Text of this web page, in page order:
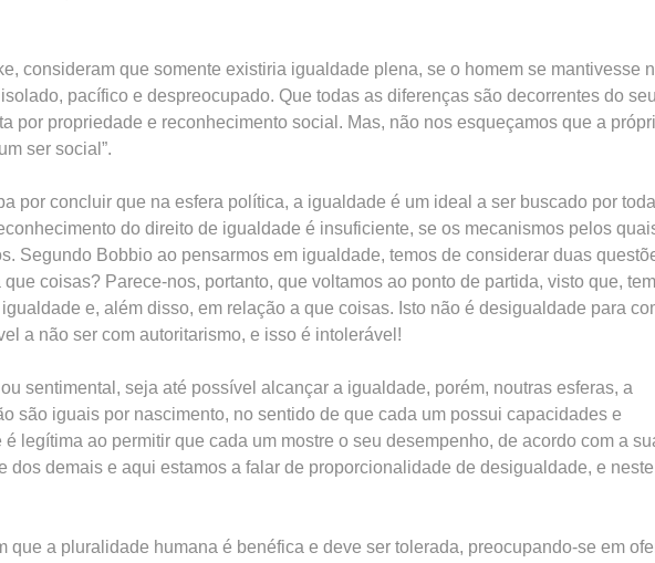
consideram que somente existiria igualdade plena, se o homem se mantivesse
pacífico e despreocupado. Que todas as diferenças são decorrentes do seu
por propriedade e reconhecimento social. Mas, não nos esqueçamos que a
ser social”.
por concluir que na esfera política, a igualdade é um ideal a ser buscado por
do direito de igualdade é insuficiente, se os mecanismos pelos
Segundo Bobbio ao pensarmos em igualdade, temos de considerar duas
coisas? Parece-nos, portanto, que voltamos ao ponto de partida, visto que,
e, além disso, em relação a que coisas. Isto não é desigualdade para
a não ser com autoritarismo, e isso é intolerável!
sentimental, seja até possível alcançar a igualdade, porém, noutras esferas, a
são iguais por nascimento, no sentido de que cada um possui capacidades e
legítima ao permitir que cada um mostre o seu desempenho, de acordo com a
dos demais e aqui estamos a falar de proporcionalidade de desigualdade, e neste
que a pluralidade humana é benéfica e deve ser tolerada, preocupando-se em